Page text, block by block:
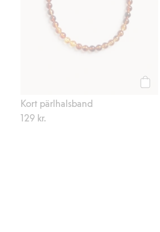
Kort pärlhalsband
129 kr.